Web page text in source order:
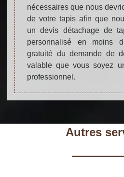
nécessaires que nous
de votre tapis afin que
un devis détachage de
personnalisé en moins
gratuité du demande de
valable que vous soyez
professionnel.
Autres